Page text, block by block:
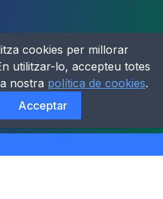
cookies per millorar
utilitzar-lo, accepteu totes
nostra política de cookies.
Acceptar